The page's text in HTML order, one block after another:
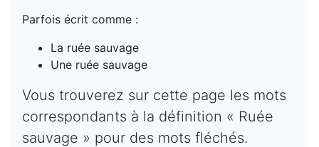
Parfois écrit comme :
La ruée sauvage
Une ruée sauvage
Vous trouverez sur cette page les mots
correspondants à la définition « Ruée
sauvage » pour des mots fléchés.